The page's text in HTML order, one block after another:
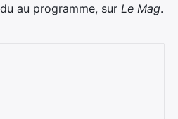
au programme, sur Le Mag.